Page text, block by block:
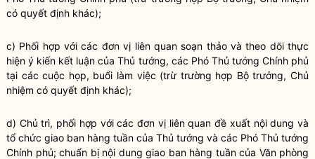
có quyết định khác);
c) Phối hợp với các đơn vị liên quan soạn thảo và theo dõi thực
hiện ý kiến kết luận của Thủ tướng, các Phó Thủ tướng Chính phủ
tại các cuộc họp, buổi làm việc (trừ trường hợp Bộ trưởng, Chủ
nhiệm có quyết định khác);
d) Chủ trì, phối hợp với các đơn vị liên quan đề xuất nội dung và
tổ chức giao ban hàng tuần của Thủ tướng và các Phó Thủ tướng
Chính phủ; chuẩn bị nội dung giao ban hàng tuần của Văn phòng